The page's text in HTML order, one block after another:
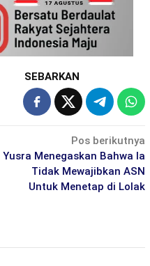
SEBARKAN
Pos berikutnya
Yusra Menegaskan Bahwa Ia
Tidak Mewajibkan ASN
Untuk Menetap di Lolak